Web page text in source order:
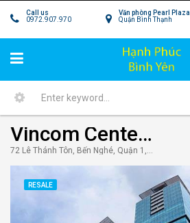
Văn phòng Pearl Plaza
Quận Bình Thạnh
Call us
0972.907.970
Vincom Center Đồng Khởi quận 1 – Biểu tượng phồn hoa của TpHCM
72 Lê Thánh Tôn, Bến Nghé, Quận 1, Hồ Chí Minh, Vietnam
RESALE